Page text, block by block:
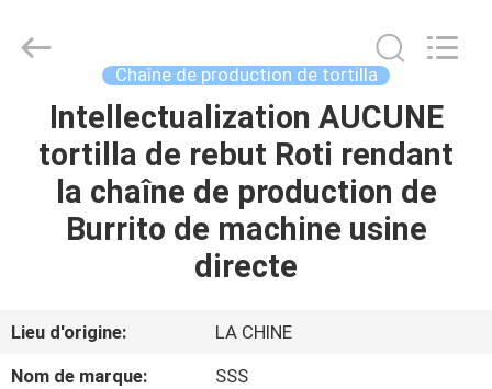
MAISON
VIDÉOS
Machinery
Technology
Chaîne de production de tortilla
Intellectualization AUCUNE
tortilla de rebut Roti rendant
la chaîne de production de
Burrito de machine usine
directe
Lieu d'origine:
LA CHINE
Nom de marque:
SSS